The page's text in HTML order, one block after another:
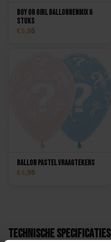
Boy or Girl Ballonnenmix 6
stuks
5,95
Ballon Pastel Vraagtekens
4,95
Technische specificaties